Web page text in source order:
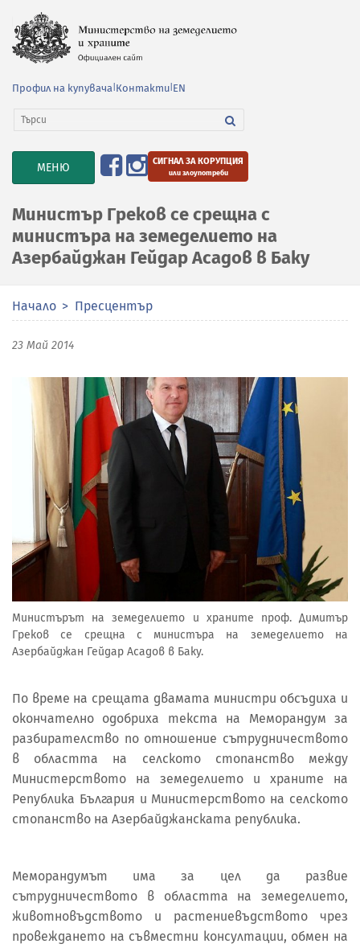
Профил на купувача Контакти EN
TOGGLE
NAVIGATION
МЕНЮ СИГНАЛ ЗА КОРУПЦИЯ
или злоупотреби
Министър Греков се срещна с
министъра на земеделието на
Азербайджан Гейдар Асадов в Баку
Начало Пресцентър
23 Май 2014
Министърът на земеделието и храните проф. Димитър
Греков се срещна с министъра на земеделието на
Азербайджан Гейдар Асадов в Баку.
По време на срещата двамата министри обсъдиха и
окончателно одобриха текста на Меморандум за
разбирателство по отношение сътрудничеството
в областта на селското стопанство между
Министерството на земеделието и храните на
Република България и Министерството на селското
стопанство на Азербайджанската република.
Меморандумът има за цел да развие
сътрудничеството в областта на земеделието,
животновъдството и растениевъдството чрез
провеждането на съвместни консултации, обмен на